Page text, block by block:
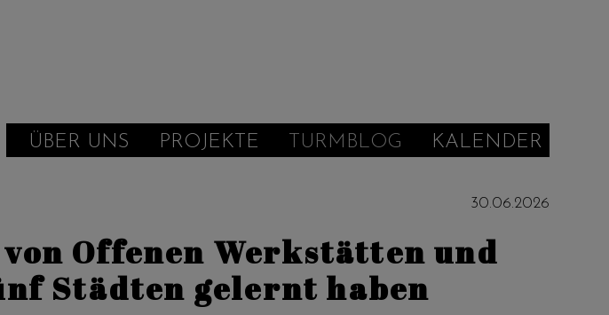
ÜBER UNS PROJEKTE TURMBLOG KALENDER
30.06.2026
Offenen Werkstätten und
Städten gelernt haben